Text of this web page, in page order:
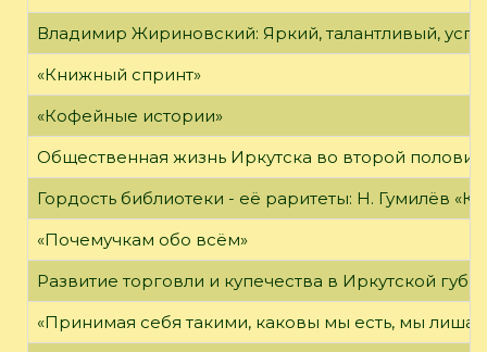
Владимир Жириновский: Яркий, талантливый,
«Книжный спринт»
«Кофейные истории»
Общественная жизнь Иркутска во второй
Гордость библиотеки - её раритеты: Н. Гумилёв
«Почемучкам обо всём»
Развитие торговли и купечества в Иркутской
«Принимая себя такими, каковы мы есть, мы